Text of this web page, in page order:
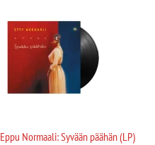
Eppu Normaali: Syvään päähän (LP)